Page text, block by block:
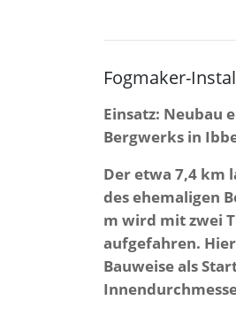
Fogmaker-
Einsatz: Neubau
Bergwerks in
Der etwa 7,4 km
des ehemaligen
m wird mit zwei
aufgefahren.
Bauweise als